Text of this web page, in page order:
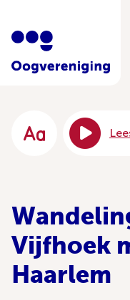
Vijfhoek
Haarlem